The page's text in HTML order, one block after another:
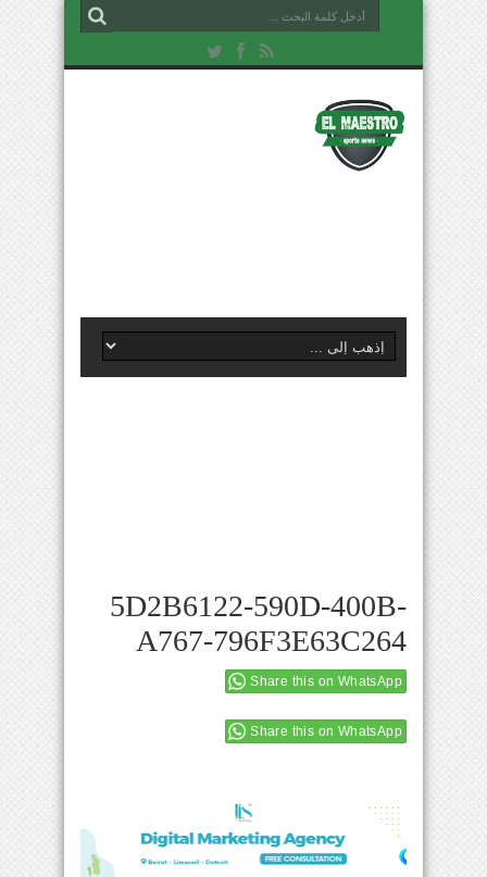
5D2B6122-590D-400B-
A767-796F3E63C264
Share this on WhatsApp
Share this on WhatsApp